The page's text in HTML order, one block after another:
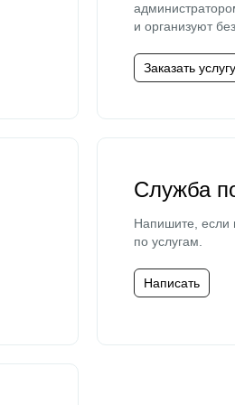
и организуют
Заказать услугу
Служба
Напишите, если
по услугам.
Написать